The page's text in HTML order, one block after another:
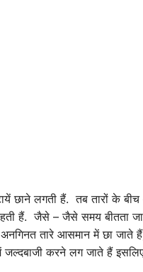
छाने लगती हैं. तब तारों के बीच
हैं. जैसे – जैसे समय बीतता
तारे आसमान में छा जाते
जल्दबाजी करने लग जाते हैं